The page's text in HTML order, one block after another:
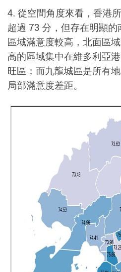
4. 從空間角度來看，香港
超過 73 分，但存在明顯
區域滿意度較高，北面區
高的區域集中在維多利亞
旺區；而九龍城區是所有
局部滿意度差距。